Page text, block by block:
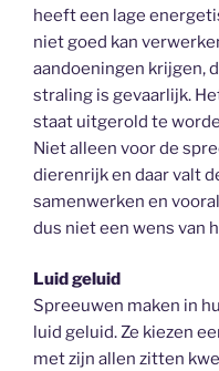
heeft een lage
niet goed kan
aandoeningen krijgen,
straling is gevaarlijk.
staat uitgerold te
Niet alleen voor de
dierenrijk en daar valt
samenwerken en
dus niet een wens van
Luid geluid
Spreeuwen maken in
luid geluid. Ze kiezen
met zijn allen zitten